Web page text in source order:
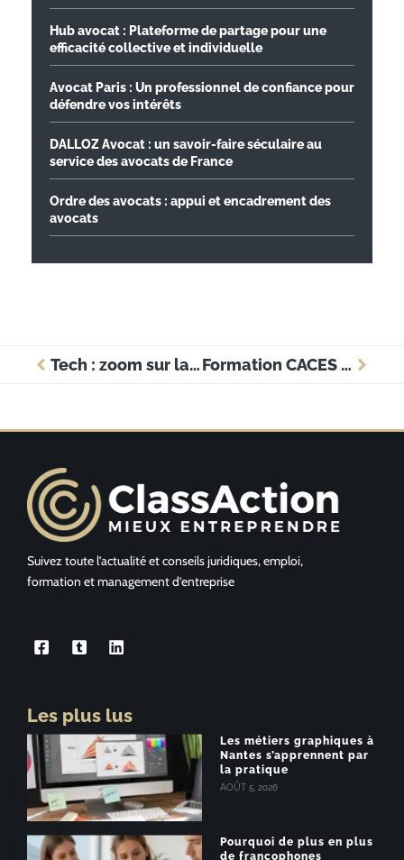
Hub avocat : Plateforme de partage pour une
efficacité collective et individuelle
Avocat Paris : Un professionnel de confiance pour
défendre vos intérêts
DALLOZ Avocat : un savoir-faire séculaire au
service des avocats de France
Ordre des avocats : appui et encadrement des
avocats
Tech : zoom sur la formation JavaScript Fullstack de La Capsule Formation CACES R486 : quelles sont les étapes pour devenir conducteur de nacelle ?
Suivez toute l’actualité et conseils juridiques, emploi,
formation et management d’entreprise
Les plus lus
Les métiers graphiques à
Nantes s’apprennent par
la pratique
AOÛT 5, 2026
Pourquoi de plus en plus
de francophones